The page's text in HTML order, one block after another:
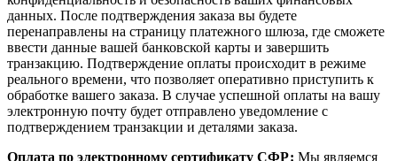
данных. После подтверждения заказа вы будете
перенаправлены на страницу платежного шлюза, где сможете
ввести данные вашей банковской карты и завершить
транзакцию. Подтверждение оплаты происходит в режиме
реального времени, что позволяет оперативно приступить к
обработке вашего заказа. В случае успешной оплаты на вашу
электронную почту будет отправлено уведомление с
подтверждением транзакции и деталями заказа.
Оплата по электронному сертификату СФР: Мы являемся